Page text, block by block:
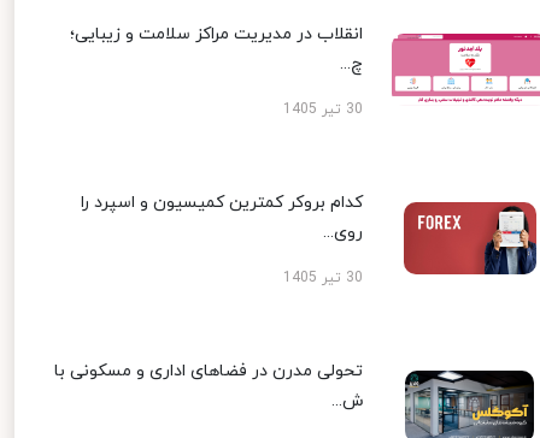
انقلاب در مدیریت مراکز سلامت و زیبایی؛
چ...
30 تیر 1405
کدام بروکر کمترین کمیسیون و اسپرد را
روی...
30 تیر 1405
تحولی مدرن در فضاهای اداری و مسکونی با
ش...